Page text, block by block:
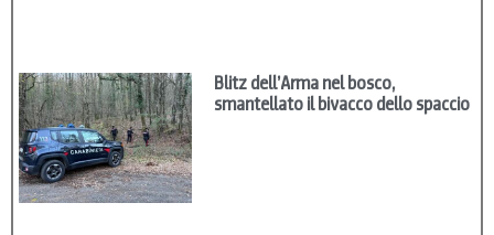
Blitz dell’Arma nel bosco,
smantellato il bivacco dello spaccio